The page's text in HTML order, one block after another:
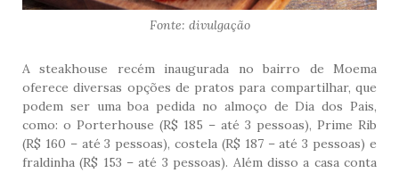
Fonte: divulgação
A steakhouse recém inaugurada no bairro de Moema
oferece diversas opções de pratos para compartilhar, que
podem ser uma boa pedida no almoço de Dia dos Pais,
como: o Porterhouse (R$ 185 – até 3 pessoas), Prime Rib
(R$ 160 – até 3 pessoas), costela (R$ 187 – até 3 pessoas) e
fraldinha (R$ 153 – até 3 pessoas). Além disso a casa conta